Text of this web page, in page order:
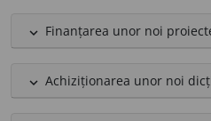
expand_less Finanțarea unor noi
expand_less Achiziționarea unor noi